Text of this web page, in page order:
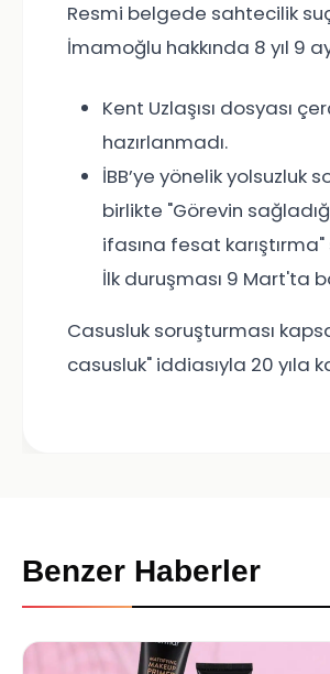
Resmi belgede sahtecilik
İmamoğlu hakkında 8 yıl 9
Kent Uzlaşısı dosyası
hazırlanmadı.
İBB’ye yönelik yolsuzluk
birlikte "Görevin
ifasına fesat
İlk duruşması 9 Mart'ta
Casusluk soruşturması
casusluk" iddiasıyla 20 yıla
Benzer Haberler